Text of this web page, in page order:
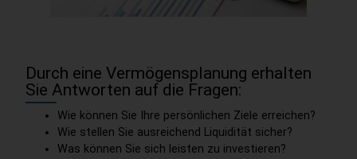
Durch eine Vermögensplanung erhalten
Sie Antworten auf die Fragen:
Wie können Sie Ihre persönlichen Ziele erreichen?
Wie stellen Sie ausreichend Liquidität sicher?
Was können Sie sich leisten zu investieren?